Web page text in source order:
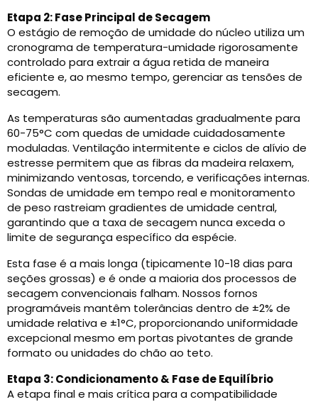
Etapa 2: Fase Principal de Secagem
O estágio de remoção de umidade do núcleo utiliza um
cronograma de temperatura-umidade rigorosamente
controlado para extrair a água retida de maneira
eficiente e, ao mesmo tempo, gerenciar as tensões de
secagem.
As temperaturas são aumentadas gradualmente para
60-75°C com quedas de umidade cuidadosamente
moduladas. Ventilação intermitente e ciclos de alívio de
estresse permitem que as fibras da madeira relaxem,
minimizando ventosas, torcendo, e verificações internas.
Sondas de umidade em tempo real e monitoramento
de peso rastreiam gradientes de umidade central,
garantindo que a taxa de secagem nunca exceda o
limite de segurança específico da espécie.
Esta fase é a mais longa (tipicamente 10-18 dias para
seções grossas) e é onde a maioria dos processos de
secagem convencionais falham. Nossos fornos
programáveis ​​mantêm tolerâncias dentro de ±2% de
umidade relativa e ±1°C, proporcionando uniformidade
excepcional mesmo em portas pivotantes de grande
formato ou unidades do chão ao teto.
Etapa 3: Condicionamento & Fase de Equilíbrio
A etapa final e mais crítica para a compatibilidade